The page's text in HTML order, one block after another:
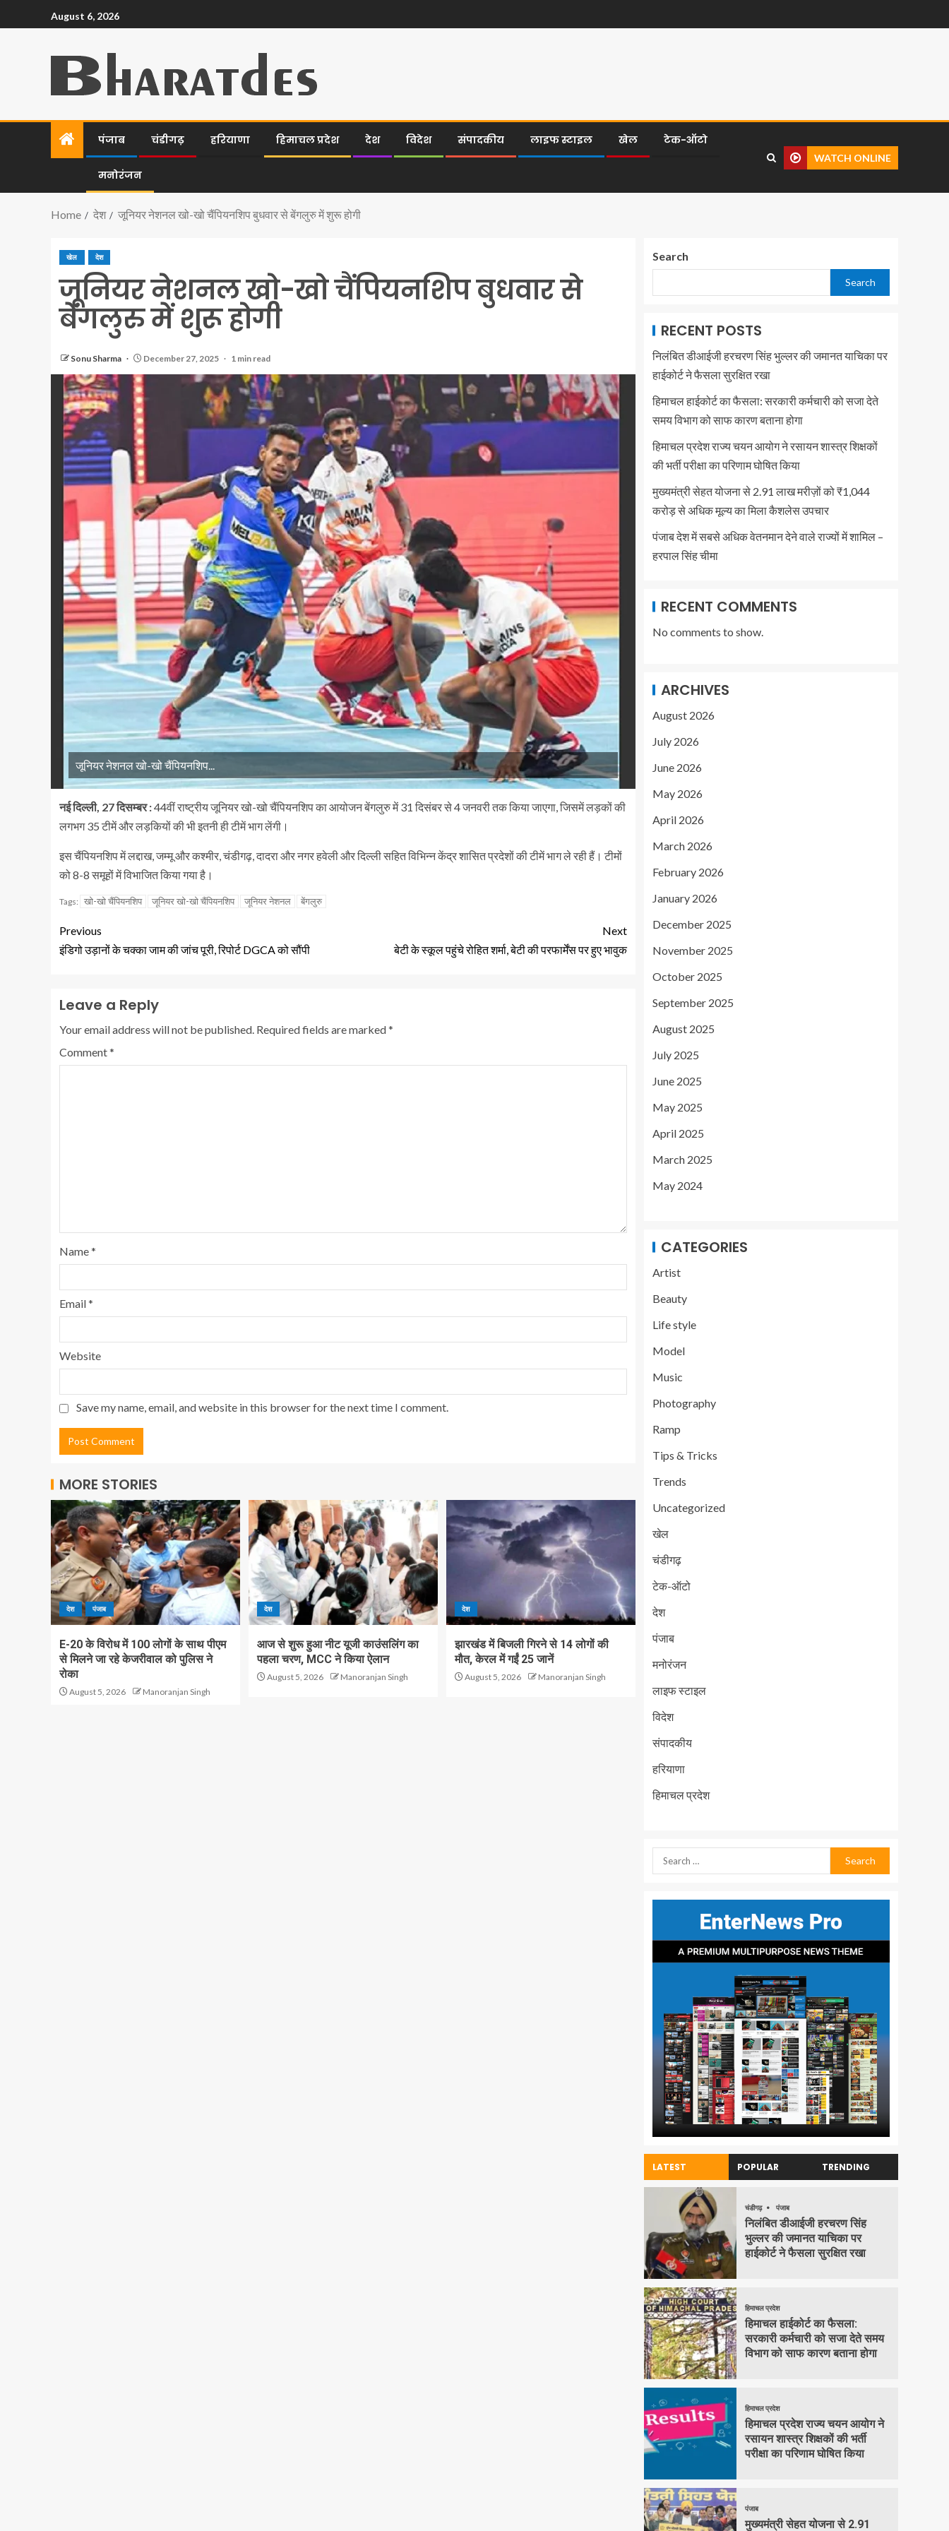
August 6, 2026
पंजाब चंडीगढ़ हरियाणा हिमाचल प्रदेश देश विदेश संपादकीय लाइफ स्टाइल खेल टेक-ऑटो
मनोरंजन
WATCH ONLINE
Home देश जूनियर नेशनल खो-खो चैंपियनशिप बुधवार से बेंगलुरु में शुरू होगी
खेल देश
जूनियर नेशनल खो-खो चैंपियनशिप बुधवार से
बेंगलुरु में शुरू होगी
Sonu Sharma December 27, 2025 1 min read
जूनियर नेशनल खो-खो चैंपियनशिप...
नई दिल्ली, 27 दिसम्बर :44वीं राष्ट्रीय जूनियर खो-खो चैंपियनशिप का आयोजन बेंगलुरु में 31 दिसंबर से 4 जनवरी तक किया जाएगा, जिसमें लड़कों की
लगभग 35 टीमें और लड़कियों की भी इतनी ही टीमें भाग लेंगी।
इस चैंपियनशिप में लद्दाख, जम्मू और कश्मीर, चंडीगढ़, दादरा और नगर हवेली और दिल्ली सहित विभिन्न केंद्र शासित प्रदेशों की टीमें भाग ले रही हैं। टीमों
को 8-8 समूहों में विभाजित किया गया है।
Tags: खो-खो चैंपियनशिप जूनियर खो-खो चैंपियनशिप जूनियर नेशनल बेंगलुरु
Previous
इंडिगो उड़ानों के चक्का जाम की जांच पूरी, रिपोर्ट DGCA को सौंपी
Next
बेटी के स्कूल पहुंचे रोहित शर्मा, बेटी की परफार्मेंस पर हुए भावुक
Leave a Reply
Your email address will not be published. Required fields are marked*
Comment*
Name*
Email*
Website
Save my name, email, and website in this browser for the next time I comment.
MORE STORIES
देश पंजाब
E-20 के विरोध में 100 लोगों के साथ पीएम
से मिलने जा रहे केजरीवाल को पुलिस ने
रोका
August 5, 2026 Manoranjan Singh
देश
आज से शुरू हुआ नीट यूजी काउंसलिंग का
पहला चरण, MCC ने किया ऐलान
August 5, 2026 Manoranjan Singh
देश
झारखंड में बिजली गिरने से 14 लोगों की
मौत, केरल में गईं 25 जानें
August 5, 2026 Manoranjan Singh
Search
Search
RECENT POSTS
निलंबित डीआईजी हरचरण सिंह भुल्लर की जमानत याचिका पर
हाईकोर्ट ने फैसला सुरक्षित रखा
हिमाचल हाईकोर्ट का फैसला: सरकारी कर्मचारी को सजा देते
समय विभाग को साफ कारण बताना होगा
हिमाचल प्रदेश राज्य चयन आयोग ने रसायन शास्त्र शिक्षकों
की भर्ती परीक्षा का परिणाम घोषित किया
मुख्यमंत्री सेहत योजना से 2.91 लाख मरीज़ों को ₹1,044
करोड़ से अधिक मूल्य का मिला कैशलेस उपचार
पंजाब देश में सबसे अधिक वेतनमान देने वाले राज्यों में शामिल –
हरपाल सिंह चीमा
RECENT COMMENTS
No comments to show.
ARCHIVES
August 2026
July 2026
June 2026
May 2026
April 2026
March 2026
February 2026
January 2026
December 2025
November 2025
October 2025
September 2025
August 2025
July 2025
June 2025
May 2025
April 2025
March 2025
May 2024
CATEGORIES
Artist
Beauty
Life style
Model
Music
Photography
Ramp
Tips & Tricks
Trends
Uncategorized
खेल
चंडीगढ़
टेक-ऑटो
देश
पंजाब
मनोरंजन
लाइफ स्टाइल
विदेश
संपादकीय
हरियाणा
हिमाचल प्रदेश
LATEST POPULAR TRENDING
चंडीगढ़ पंजाब
निलंबित डीआईजी हरचरण सिंह
भुल्लर की जमानत याचिका पर
हाईकोर्ट ने फैसला सुरक्षित रखा
हिमाचल प्रदेश
हिमाचल हाईकोर्ट का फैसला:
सरकारी कर्मचारी को सजा देते समय
विभाग को साफ कारण बताना होगा
हिमाचल प्रदेश
हिमाचल प्रदेश राज्य चयन आयोग ने
रसायन शास्त्र शिक्षकों की भर्ती
परीक्षा का परिणाम घोषित किया
पंजाब
मुख्यमंत्री सेहत योजना से 2.91